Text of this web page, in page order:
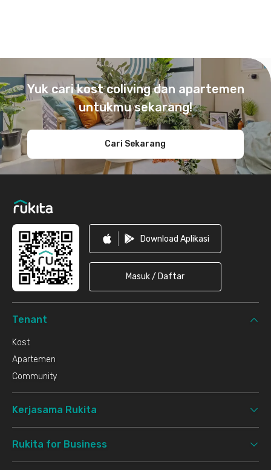
Yuk cari kost coliving dan apartemen
untukmu sekarang!
Cari Sekarang
Download Aplikasi
Masuk / Daftar
Tenant
Kost
Apartemen
Community
Kerjasama Rukita
Rukita for Business